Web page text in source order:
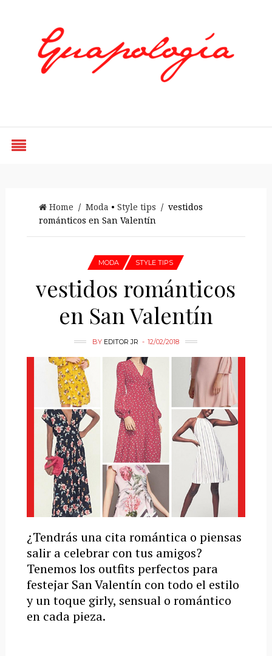
Home / Moda • Style tips / vestidos
románticos en San Valentín
MODA STYLE TIPS
vestidos románticos
en San Valentín
BY EDITOR JR 12/02/2018
¿Tendrás una cita romántica o piensas
salir a celebrar con tus amigos?
Tenemos los outfits perfectos para
festejar San Valentín con todo el estilo
y un toque girly, sensual o romántico
en cada pieza.